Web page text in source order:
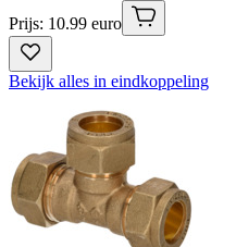
Prijs: 10.99 euro
Bekijk alles in eindkoppeling